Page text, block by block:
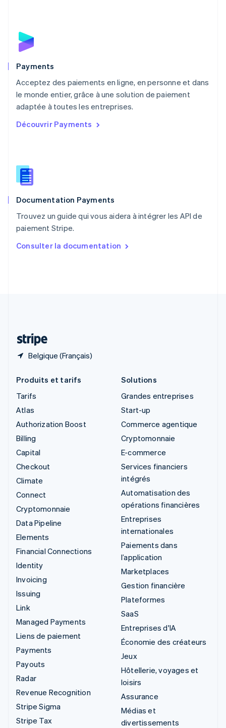
Payments
Acceptez des paiements en ligne, en personne et dans
le monde entier, grâce à une solution de paiement
adaptée à toutes les entreprises.
Découvrir Payments
Documentation Payments
Trouvez un guide qui vous aidera à intégrer les API de
paiement Stripe.
Consulter la documentation
Belgique (Français)
Norvège
English
English
NederlandsEnglish
Pologne
English
PortuguêsEnglish
English
Roumanie
Royaume-Uni
Singapour
English 简体中文
English
Produits et tarifs
Tarifs
Atlas
Authorization Boost
Billing
Capital
Checkout
Climate
Connect
Cryptomonnaie
Data Pipeline
Elements
Financial Connections
Identity
Invoicing
Issuing
Link
Managed Payments
Liens de paiement
Payments
Payouts
Radar
Revenue Recognition
Stripe Sigma
Stripe Tax
Solutions
Grandes entreprises
Start-up
Commerce agentique
Cryptomonnaie
E-commerce
Services financiers
intégrés
Automatisation des
opérations financières
Entreprises
internationales
Paiements dans
l’application
Marketplaces
Gestion financière
Plateformes
SaaS
Entreprises d'IA
Économie des créateurs
Jeux
Hôtellerie, voyages et
loisirs
Assurance
Médias et
divertissements